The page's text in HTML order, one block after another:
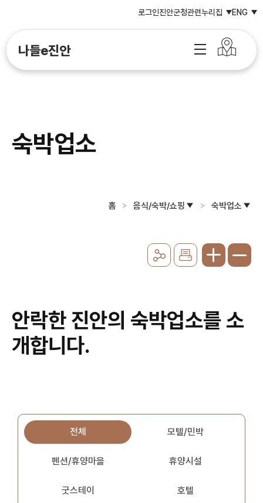
로그인진안군청관련누리집 ENG
나들e진안
숙박업소
홈 음식/숙박/쇼핑 숙박업소
안락한 진안의 숙박업소를 소
개합니다.
전체 모텔/민박
펜션/휴양마을 휴양시설
굿스테이 호텔